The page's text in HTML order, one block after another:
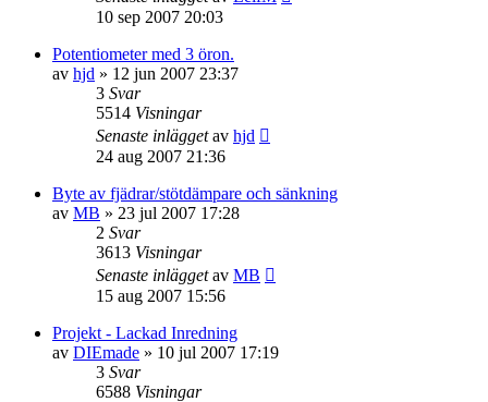
10 sep 2007 20:03
Potentiometer med 3 öron.
av hjd » 12 jun 2007 23:37
3 Svar
5514 Visningar
Senaste inläggetav hjd
24 aug 2007 21:36
Byte av fjädrar/stötdämpare och sänkning
av MB » 23 jul 2007 17:28
2 Svar
3613 Visningar
Senaste inläggetav MB
15 aug 2007 15:56
Projekt - Lackad Inredning
av DIEmade » 10 jul 2007 17:19
3 Svar
6588 Visningar